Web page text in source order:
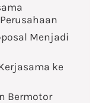
Menjadi
ke
Bermotor